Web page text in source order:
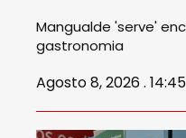
Mangualde 'serve'
gastronomia
Agosto 8, 2026 . 14:45